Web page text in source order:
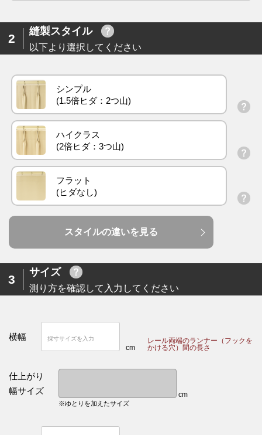
2
縫製スタイル
以下より選択してください
シンプル
ハイクラス
フラット
スタイルの違いを見る
3
サイズ
測り方を確認して入力してください
横幅
cm
レール両端のランナー（フックを
かける穴）間の長さ
仕上がり
幅サイズ
cm
※ゆとりを加えたサイズ